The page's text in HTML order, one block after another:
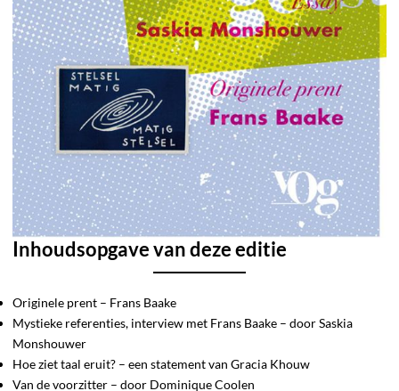
Inhoudsopgave van deze editie
Originele prent – Frans Baake
Mystieke referenties, interview met Frans Baake – door Saskia
Monshouwer
Hoe ziet taal eruit? – een statement van Gracia Khouw
Van de voorzitter – door Dominique Coolen